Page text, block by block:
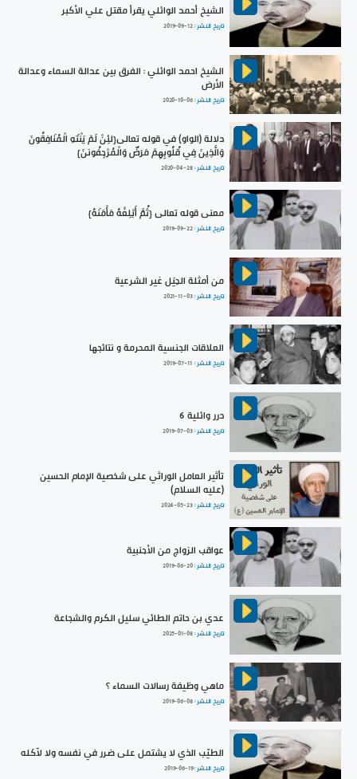
الشيخ أحمد الوائلي يقرأ مقتل علي الأكبر
تاريخ النشر :2019-09-12
الشيخ احمد الوائلي : الفرق بين عدالة السماء وعدالة
الأرض
تاريخ النشر :2020-10-06
دلالة (الواو) في قوله تعالى{لئِنْ لَمْ يَنْتَهِ الْمُنَافِقُونَ
وَالَّذِينَ فِي قُلُوبِهِمْ مَرَضٌ وَالْمُرْجِفُوننَ}
تاريخ النشر :2020-04-28
معنى قوله تعالى {ثُمَّ أَبْلِغْهُ مَأْمَنَهُ}
تاريخ النشر :2019-09-22
من أمثلة الحِيَل غير الشرعية
تاريخ النشر :2021-11-03
العلاقات الجنسية المحرمة و نتائجها
تاريخ النشر : 2019-07-11
درر وائلية 6
تاريخ النشر :2019-07-03
تأثير العامل الوراثي على شخصية الإمام الحسين
(عليه السلام)
تاريخ النشر :2024-05-23
عواقب الزواج من الأجنبية
تاريخ النشر :2019-06-20
عدي بن حاتم الطائي سليل الكرم والشجاعة
تاريخ النشر :2025-01-08
ماهي وظيفة رسالات السماء ؟
تاريخ النشر :2019-06-08
الطيّب الذي لا يشتمل على ضرر في نفسه ولا لآكله
تاريخ النشر :2019-06-19